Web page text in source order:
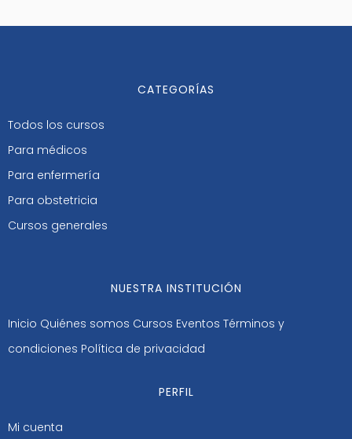
CATEGORÍAS
Todos los cursos
Para médicos
Para enfermería
Para obstetricia
Cursos generales
NUESTRA INSTITUCIÓN
Inicio Quiénes somos Cursos Eventos Términos y
condiciones Política de privacidad
PERFIL
Mi cuenta